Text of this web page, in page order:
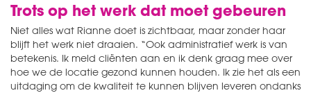
Trots op het werk dat moet gebeuren
Niet alles wat Rianne doet is zichtbaar, maar zonder haar
blijft het werk niet draaien. “Ook administratief werk is van
betekenis. Ik meld cliënten aan en ik denk graag mee over
hoe we de locatie gezond kunnen houden. Ik zie het als een
uitdaging om de kwaliteit te kunnen blijven leveren ondanks